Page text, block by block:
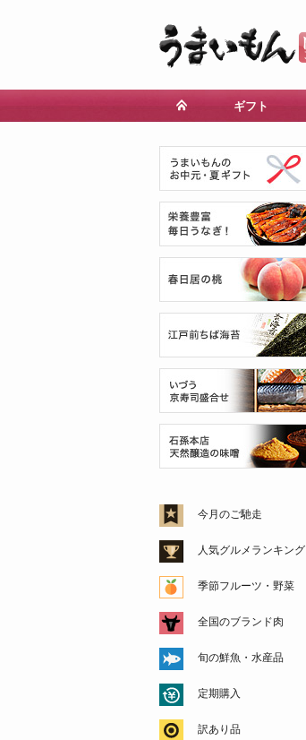
ギフト
今月のご馳走
人気グルメランキング
季節フルーツ・野菜
全国のブランド肉
旬の鮮魚・水産品
定期購入
訳あり品